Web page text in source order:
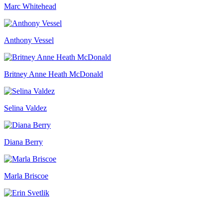
Marc Whitehead
Anthony Vessel
Britney Anne Heath McDonald
Selina Valdez
Diana Berry
Marla Briscoe